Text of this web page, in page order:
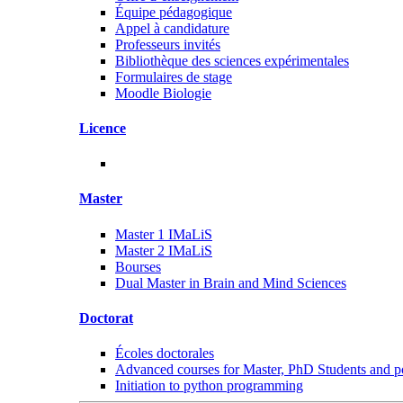
Équipe pédagogique
Appel à candidature
Professeurs invités
Bibliothèque des sciences expérimentales
Formulaires de stage
Moodle Biologie
Licence
Master
Master 1 IMaLiS
Master 2 IMaLiS
Bourses
Dual Master in Brain and Mind Sciences
Doctorat
Écoles doctorales
Advanced courses for Master, PhD Students and
Initiation to python programming